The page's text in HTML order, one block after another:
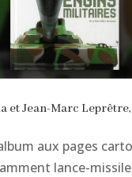
et Jean-Marc
aux pages
lance-